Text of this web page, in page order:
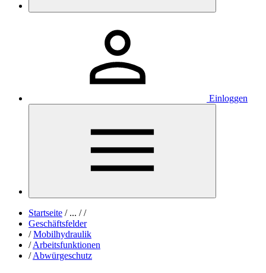
Einloggen
Startseite /... / /
Geschäftsfelder
/ Mobilhydraulik
/ Arbeitsfunktionen
/ Abwürgeschutz